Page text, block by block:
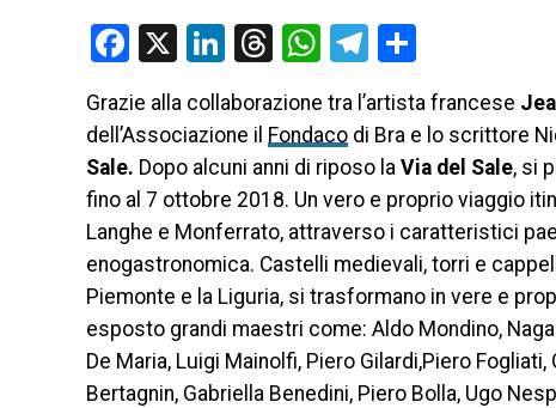
Facebook
X LinkedIn
Threads
WhatsApp
Telegram
Grazie alla collaborazione tra l’artista francese
dell’Associazione il Fondaco di Bra e lo scrittore
Sale. Dopo alcuni anni di riposo la Via del Sale, si
fino al 7 ottobre 2018. Un vero e proprio viaggio
Langhe e Monferrato, attraverso i caratteristici
enogastronomica. Castelli medievali, torri e
Piemonte e la Liguria, si trasformano in vere e
esposto grandi maestri come: Aldo Mondino,
De Maria, Luigi Mainolfi, Piero Gilardi,Piero
Bertagnin, Gabriella Benedini, Piero Bolla, Ugo